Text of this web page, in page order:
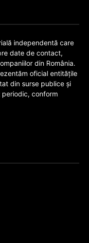
independentă care
date de contact,
din România.
oficial entitățile
din surse publice și
conform